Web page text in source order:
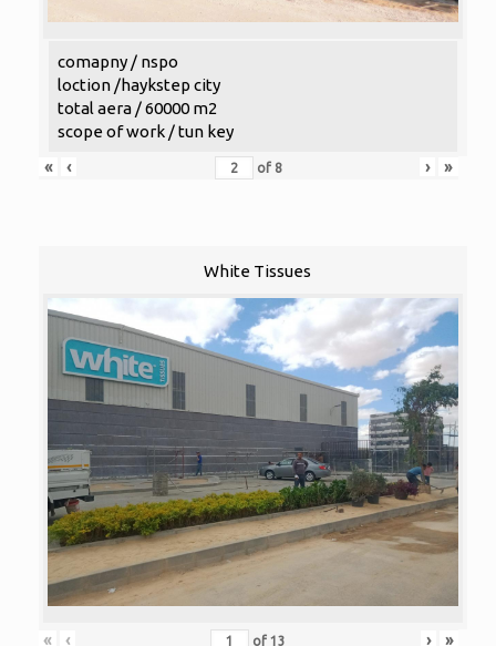
comapny / nspo
loction /haykstep city
total aera / 60000 m2
scope of work / tun key
«
‹ of 8 › »
White Tissues
« ‹ of 13 › »